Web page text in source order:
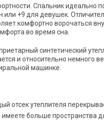
Спальник идеально
+9 для девушек.
комфортно ворочаться
во время сна.
синтетический
и относительно немного
машинке.
отсек утеплителя
больше пространства